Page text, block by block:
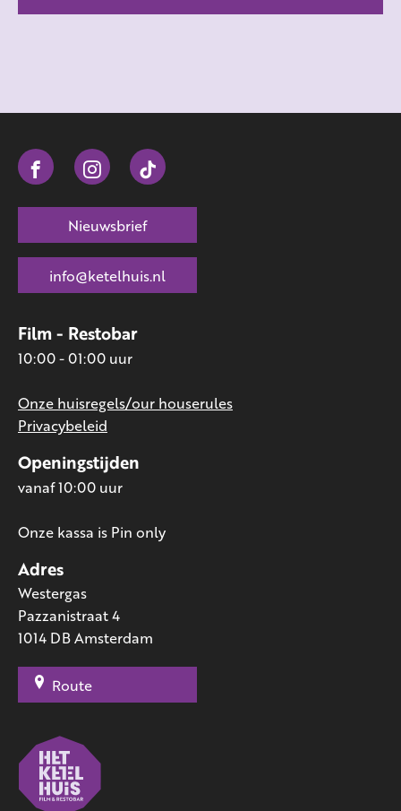
Adres
Westergas
Pazzanistraat 4
1014 DB Amsterdam
Route
Openingstijden
vanaf 10:00 uur
Onze kassa is Pin only
Film - Restobar
10:00 - 01:00 uur
Onze huisregels/our houserules
Privacybeleid
Nieuwsbrief
info@ketelhuis.nl